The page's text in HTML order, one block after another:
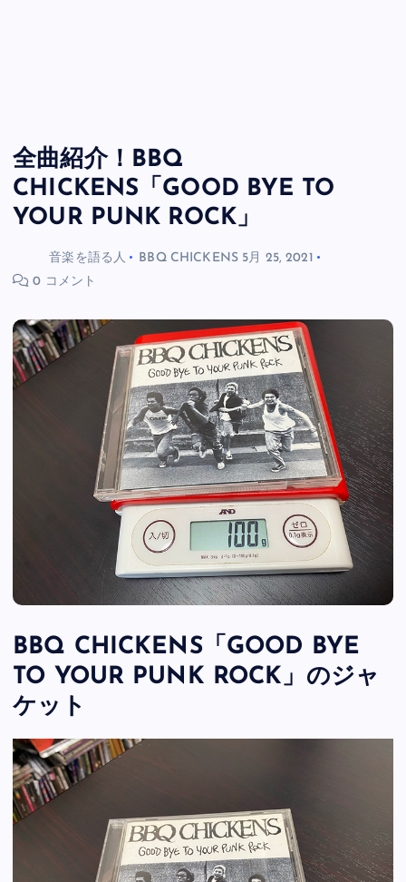
全曲紹介！BBQ
CHICKENS「GOOD BYE TO
YOUR PUNK ROCK」
音楽を語る人 BBQ CHICKENS 5月 25, 2021
0 コメント
BBQ CHICKENS「GOOD BYE
TO YOUR PUNK ROCK」のジャ
ケット